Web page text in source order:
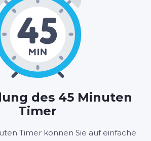
des 45 Minuten
Timer
Timer können Sie auf einfache
: 00
SEKUNDEN